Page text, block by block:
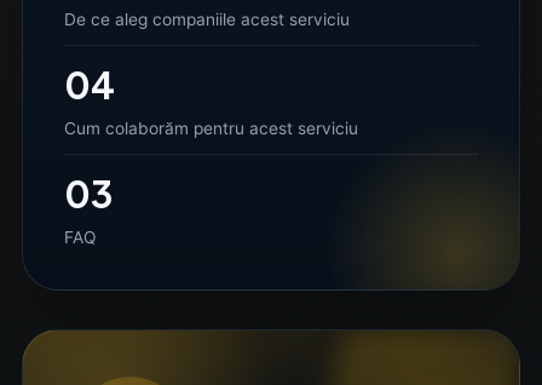
De ce aleg companiile acest serviciu
04
Cum colaborăm pentru acest serviciu
03
FAQ